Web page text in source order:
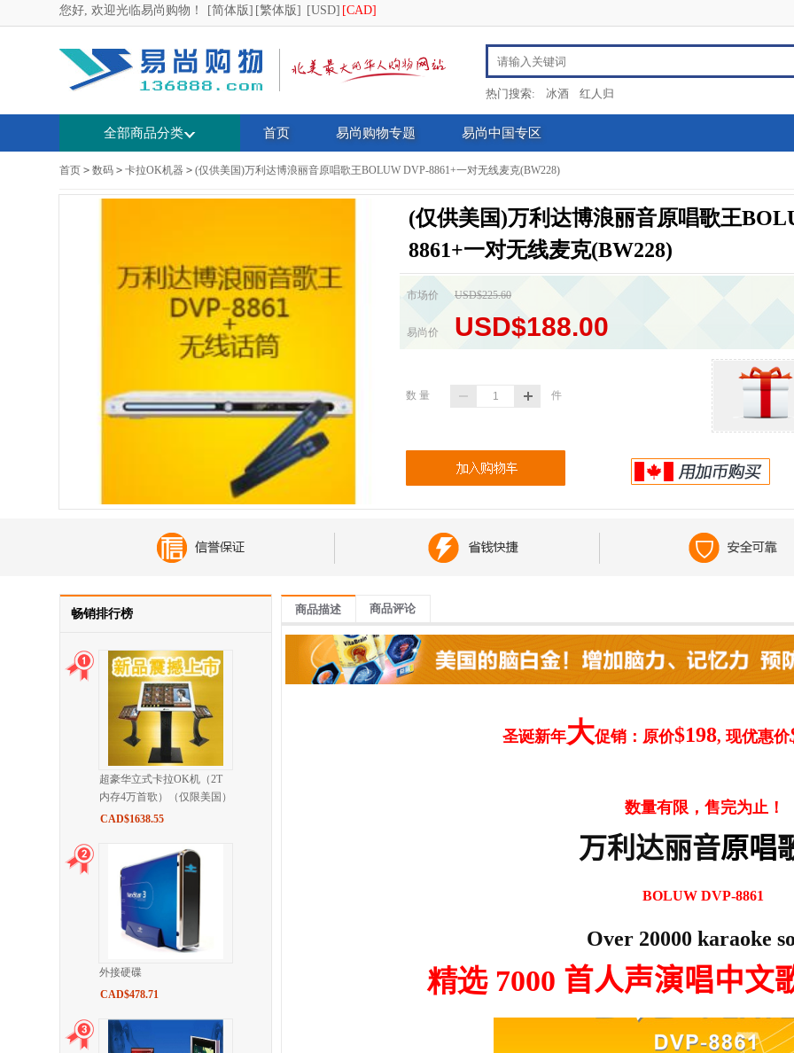
您好, 欢迎光临易尚购物！ [简体版] [繁体版] [USD] [CAD]
热门搜索: 冰酒 红人归
全部商品分类 首页 易尚购物专题 易尚中国专区
首页 > 数码 > 卡拉OK机器 > (仅供美国)万利达博浪丽音原唱歌王BOLUW DVP-8861+一对无线麦克(BW228)
(仅供美国)万利达博浪丽音原唱歌王
8861+一对无线麦克(BW228)
市场价 USD$225.60
易尚价 USD$188.00
数 量 件
畅销排行榜
超豪华立式卡拉OK机（2T
内存4万首歌）（仅限美国）
CAD$1638.55
外接硬碟
CAD$478.71
商品描述 商品评论
圣诞新年大促销：原价$198, 现优惠价
数量有限，售完为止！
万利达丽音原唱
BOLUW DVP-8861
Over 20000 karaoke
精选 7000 首人声演唱中文